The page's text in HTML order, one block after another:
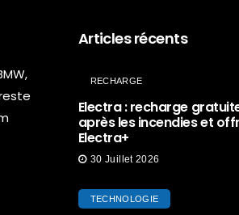
Articles récents
RECHARGE
Electra : recharge
après les incendies et
Electra+
30 Juillet 2026
TECHNOLOGIE